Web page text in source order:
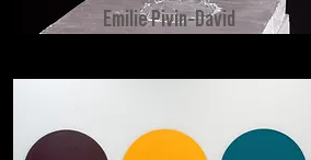
Emilie Pivin-David